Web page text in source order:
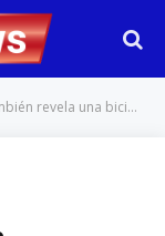
modular de alta gama de 4.500 dólares